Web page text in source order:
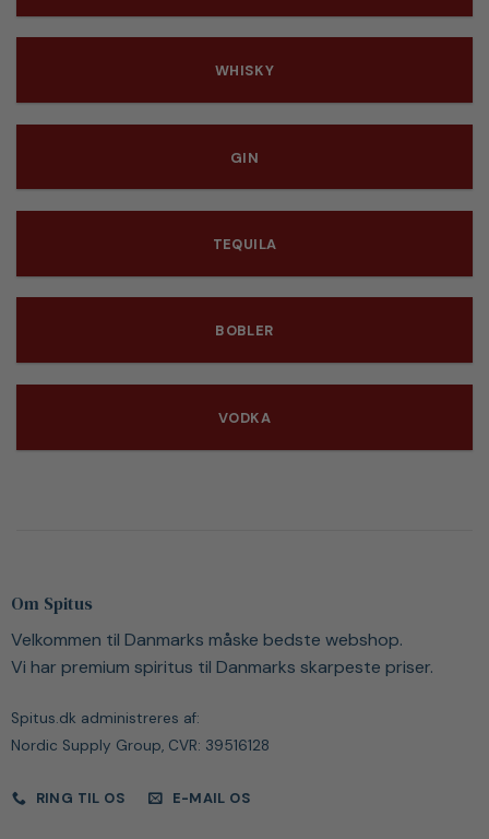
WHISKY
GIN
TEQUILA
BOBLER
VODKA
Om Spitus
Velkommen til Danmarks måske bedste webshop.
Vi har premium spiritus til Danmarks skarpeste priser.
Spitus.dk administreres af:
Nordic Supply Group, CVR: 39516128
RING TIL OS E-MAIL OS